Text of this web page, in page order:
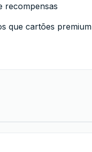
recompensas
que cartões premium